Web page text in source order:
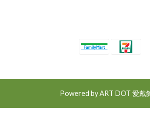
Powered by ART DOT 愛戴